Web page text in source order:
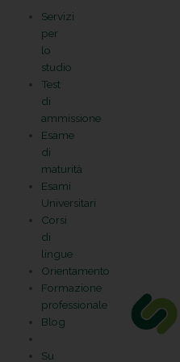
contenuto
Servizi
per
lo
studio
Test
di
ammissione
Esame
di
maturità
Esami
Universitari
Corsi
di
lingue
Orientamento
Formazione
professionale
Blog
Su